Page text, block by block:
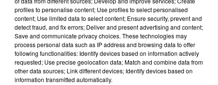
respectivement trois et quatre points. Si certaines ont
disparu du classement, comme Claire Chazal, trois
personnalités féminines font leur entrée dans le Top 50 pour
la première fois : Françoise Hardy (12e), Faustine Bollaert
(21e) et Clara Luciani (25e).
Top 50 du JDD : jeunes, seniors, gauche, droite…
Découvrez les personnalités préférées pour chaque
profiles to personalise content; Use profiles to select personalised
content; Use limited data to select content; Ensure security, prevent and
detect fraud, and fix errors; Deliver and present advertising and content;
Save and communicate privacy choices. These technologies may
process personal data such as IP address and browsing data to offer
following functionalities: Identify devices based on information actively
requested; Use precise geolocation data; Match and combine data from
other data sources; Link different devices; Identify devices based on
information transmitted automatically.